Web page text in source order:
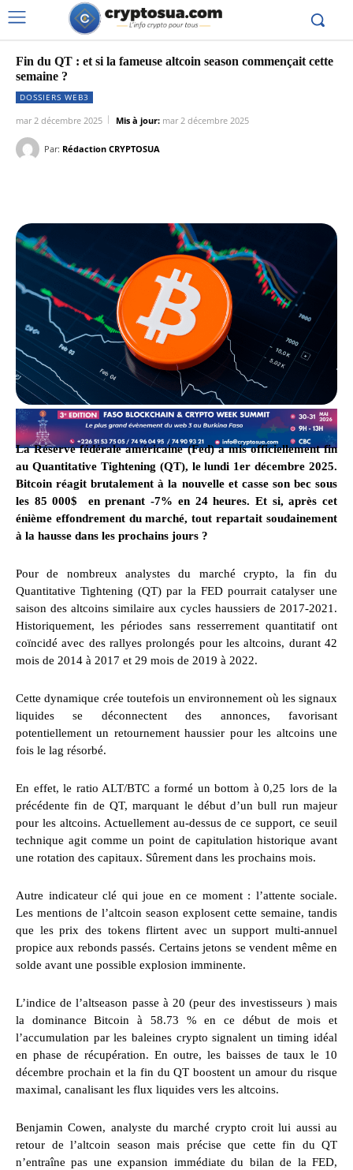
Fin du QT : et si la fameuse altcoin season commençait cette
semaine ?
DOSSIERS WEB3
mar 2 décembre 2025 Mis à jour: mar 2 décembre 2025
Par: Rédaction CRYPTOSUA
La Réserve fédérale américaine (Fed) a mis officiellement fin
au Quantitative Tightening (QT), le lundi 1er décembre 2025.
Bitcoin réagit brutalement à la nouvelle et casse son bec sous
les 85 000$ en prenant -7% en 24 heures. Et si, après cet
énième effondrement du marché, tout repartait soudainement
à la hausse dans les prochains jours ?
Pour de nombreux analystes du marché crypto, la fin du
Quantitative Tightening (QT) par la FED pourrait catalyser une
saison des altcoins similaire aux cycles haussiers de 2017-2021.
Historiquement, les périodes sans resserrement quantitatif ont
coïncidé avec des rallyes prolongés pour les altcoins, durant 42
mois de 2014 à 2017 et 29 mois de 2019 à 2022.
Cette dynamique crée toutefois un environnement où les signaux
liquides se déconnectent des annonces, favorisant
potentiellement un retournement haussier pour les altcoins une
fois le lag résorbé.
En effet, le ratio ALT/BTC a formé un bottom à 0,25 lors de la
précédente fin de QT, marquant le début d’un bull run majeur
pour les altcoins. Actuellement au-dessus de ce support, ce seuil
technique agit comme un point de capitulation historique avant
une rotation des capitaux. Sûrement dans les prochains mois.
Autre indicateur clé qui joue en ce moment : l’attente sociale.
Les mentions de l’altcoin season explosent cette semaine, tandis
que les prix des tokens flirtent avec un support multi-annuel
propice aux rebonds passés. Certains jetons se vendent même en
solde avant une possible explosion imminente.
L’indice de l’altseason passe à 20 (peur des investisseurs ) mais
la dominance Bitcoin à 58.73 % en ce début de mois et
l’accumulation par les baleines crypto signalent un timing idéal
en phase de récupération. En outre, les baisses de taux le 10
décembre prochain et la fin du QT boostent un amour du risque
maximal, canalisant les flux liquides vers les altcoins.
Benjamin Cowen, analyste du marché crypto croit lui aussi au
retour de l’altcoin season mais précise que cette fin du QT
n’entraîne pas une expansion immédiate du bilan de la FED,